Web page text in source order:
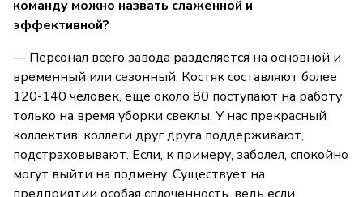
команду можно назвать слаженной и
эффективной?
— Персонал всего завода разделяется на основной и
временный или сезонный. Костяк составляют более
120-140 человек, еще около 80 поступают на работу
только на время уборки свеклы. У нас прекрасный
коллектив: коллеги друг друга поддерживают,
подстраховывают. Если, к примеру, заболел, спокойно
могут выйти на подмену. Существует на